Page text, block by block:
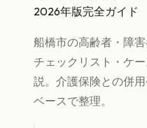
2026年版完全ガイド
船橋市の高齢者・障
チェックリスト・ケ
説。介護保険との併
ベースで整理。